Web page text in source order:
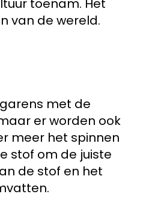
toenam. Het
van de wereld.
met de
er worden ook
meer het spinnen
stof om de juiste
de stof en het